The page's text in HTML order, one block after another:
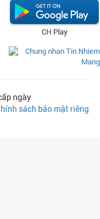
CH Play
ngày
sách bảo mật riêng